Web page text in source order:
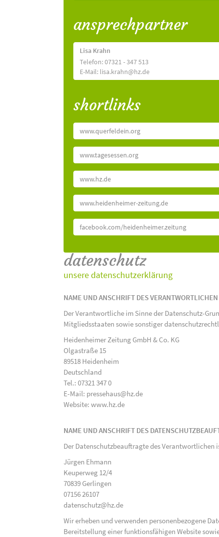
ansprechpartner
Lisa Krahn
Telefon: 07321 - 347 513
E-Mail: lisa.krahn@hz.de
shortlinks
www.querfeldein.org
www.tagesessen.org
www.hz.de
www.heidenheimer-zeitung.de
facebook.com/heidenheimer.zeitung
datenschutz
unsere datenschutzerklärung
NAME UND ANSCHRIFT DES VERANTWORTLICHEN
Der Verantwortliche im Sinne der Datenschutz-
Mitgliedsstaaten sowie sonstiger
Heidenheimer Zeitung GmbH & Co. KG
Olgastraße 15
89518 Heidenheim
Deutschland
Tel.: 07321 347 0
E-Mail: pressehaus@hz.de
Website: www.hz.de
NAME UND ANSCHRIFT DES
Der Datenschutzbeauftragte des Verantwortlichen
Jürgen Ehmann
Keuperweg 12/4
70839 Gerlingen
07156 26107
datenschutz@hz.de
Wir erheben und verwenden personenbezogene
Bereitstellung einer funktionsfähigen Website